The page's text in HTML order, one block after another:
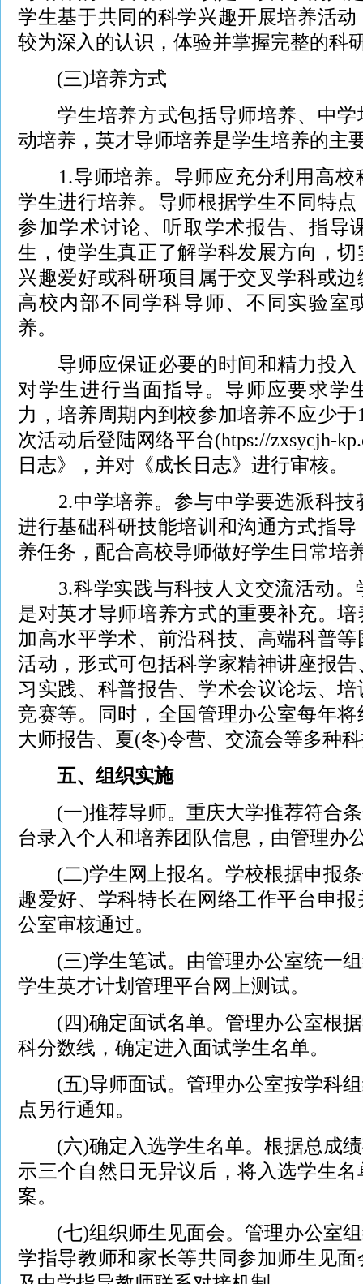
学生基于共同的科学兴趣开展培养活
较为深入的认识，体验并掌握完整的科
(三)培养方式
学生培养方式包括导师培养、中学
动培养，英才导师培养是学生培养的主
1.导师培养。导师应充分利用高校
学生进行培养。导师根据学生不同特
参加学术讨论、听取学术报告、指导
生，使学生真正了解学科发展方向，
兴趣爱好或科研项目属于交叉学科或
高校内部不同学科导师、不同实验室
养。
导师应保证必要的时间和精力投入
对学生进行当面指导。导师应要求学
力，培养周期内到校参加培养不应少
次活动后登陆网络平台(htps://zxsycjh-
日志》，并对《成长日志》进行审核。
2.中学培养。参与中学要选派科技
进行基础科研技能培训和沟通方式指
养任务，配合高校导师做好学生日常培
3.科学实践与科技人文交流活动。
是对英才导师培养方式的重要补充。
加高水平学术、前沿科技、高端科普
活动，形式可包括科学家精神讲座报
习实践、科普报告、学术会议论坛、
竞赛等。同时，全国管理办公室每年
大师报告、夏(冬)令营、交流会等多种
五、组织实施
(一)推荐导师。重庆大学推荐符合条
台录入个人和培养团队信息，由管理办
(二)学生网上报名。学校根据申报条
趣爱好、学科特长在网络工作平台申
公室审核通过。
(三)学生笔试。由管理办公室统一组
学生英才计划管理平台网上测试。
(四)确定面试名单。管理办公室根据
科分数线，确定进入面试学生名单。
(五)导师面试。管理办公室按学科组
点另行通知。
(六)确定入选学生名单。根据总成绩
示三个自然日无异议后，将入选学生
案。
(七)组织师生见面会。管理办公室组
学指导教师和家长等共同参加师生见